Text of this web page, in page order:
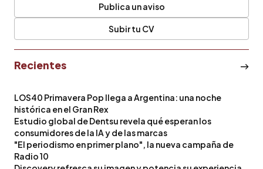
Publica un aviso
Subir tu CV
Recientes
LOS40 Primavera Pop llega a Argentina: una noche
histórica en el Gran Rex
Estudio global de Dentsu revela qué esperan los
consumidores de la IA y de las marcas
"El periodismo en primer plano", la nueva campaña de
Radio 10